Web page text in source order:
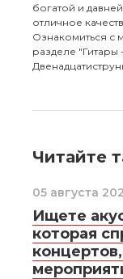
богатой и
отличное
Ознакомиться с
разделе "Гитары
Читайте
05 августа
Ищете
которая